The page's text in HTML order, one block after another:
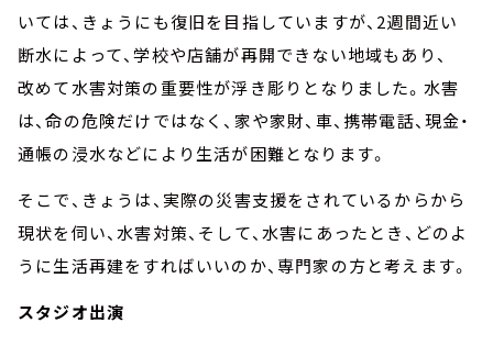
いては、きょうにも復旧を目指していますが、2週間近い
断水によって、学校や店舗が再開できない地域もあり、
改めて水害対策の重要性が浮き彫りとなりました。水害
は、命の危険だけではなく、家や家財、車、携帯電話、現金・
通帳の浸水などにより生活が困難となります。
そこで、きょうは、実際の災害支援をされているからから
現状を伺い、水害対策、そして、水害にあったとき、どのよ
うに生活再建をすればいいのか、専門家の方と考えます。
スタジオ出演